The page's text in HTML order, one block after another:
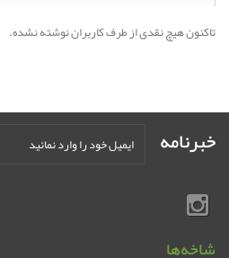
تاکنون هیچ نقدی از طرف کاربران نوشته نشده.
خبرنامه
شاخه‌ها